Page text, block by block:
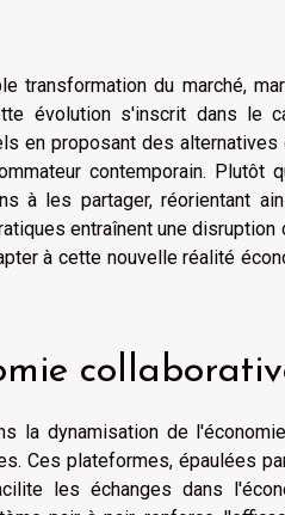
transformation du marché,
évolution s'inscrit dans le
en proposant des alternatives
contemporain. Plutôt
à les partager, réorientant
entraînent une disruption
à cette nouvelle réalité
la dynamisation de
Ces plateformes, épaulées
les échanges dans